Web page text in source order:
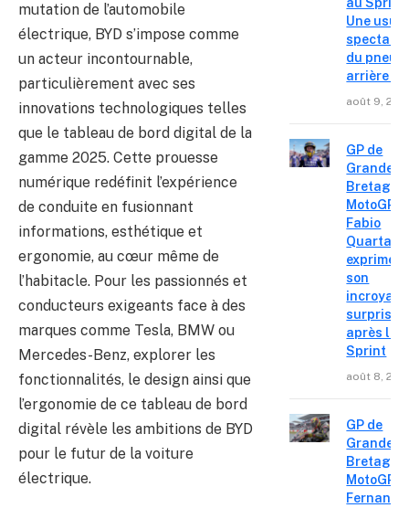
mutation de l’automobile
électrique, BYD s’impose comme
un acteur incontournable,
particulièrement avec ses
innovations technologiques telles
que le tableau de bord digital de la
gamme 2025. Cette prouesse
numérique redéfinit l’expérience
de conduite en fusionnant
informations, esthétique et
ergonomie, au cœur même de
l’habitacle. Pour les passionnés et
conducteurs exigeants face à des
marques comme Tesla, BMW ou
Mercedes-Benz, explorer les
fonctionnalités, le design ainsi que
l’ergonomie de ce tableau de bord
digital révèle les ambitions de BYD
pour le futur de la voiture
électrique.
Une
du pneu
arrière »
août 9,
GP de
Grande-
Bretagne
MotoGP :
Fabio
exprime
son
surprise
après le
Sprint
août 8,
GP de
Grande-
Bretagne
MotoGP :